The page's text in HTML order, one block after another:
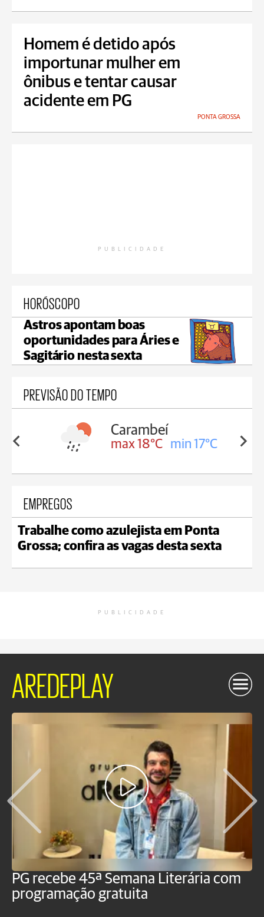
Homem é detido após
importunar mulher em
ônibus e tentar causar
acidente em PG
PONTA GROSSA
PUBLICIDADE
HORÓSCOPO
Astros apontam boas
oportunidades para Áries e
Sagitário nesta sexta
PREVISÃO DO TEMPO
18°C
Carambeí
max 18°C min 17°C
EMPREGOS
Trabalhe como azulejista em Ponta
Grossa; confira as vagas desta sexta
PUBLICIDADE
AREDEPLAY
PG recebe 45ª Semana Literária com
programação gratuita